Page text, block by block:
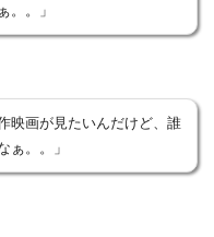
。。」
映画が見たいんだけど、誰
ぁ。。」